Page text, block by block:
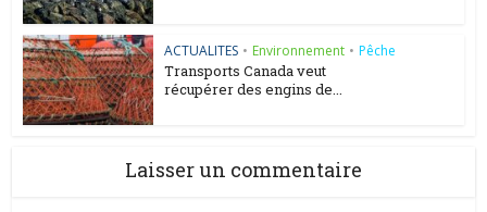
ACTUALITES • Environnement • Pêche
Transports Canada veut
récupérer des engins de...
Laisser un commentaire